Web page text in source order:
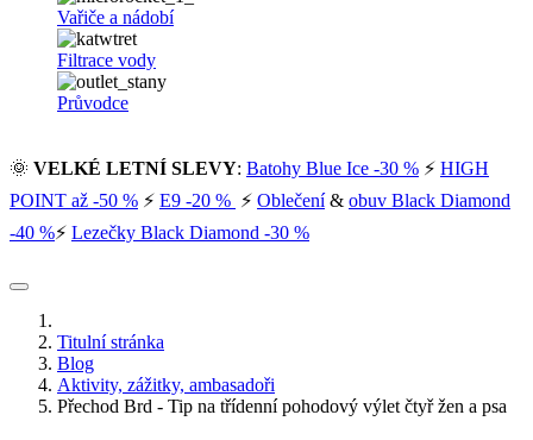
Vařiče a nádobí
Filtrace vody
Průvodce
🌞 VELKÉ LETNÍ SLEVY: Batohy Blue Ice -30 % ⚡ HIGH
POINT až -50 % ⚡ E9 -20 % ⚡ Oblečení& obuv Black Diamond
-40 %⚡ Lezečky Black Diamond -30 %
Titulní stránka
Blog
Aktivity, zážitky, ambasadoři
Přechod Brd - Tip na třídenní pohodový výlet čtyř žen a psa